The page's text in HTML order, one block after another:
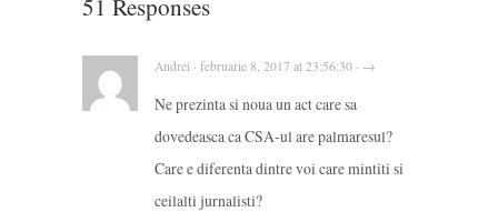
51 Responses
Andrei · februarie 8, 2017 at 23:56:30 · →
Ne prezinta si noua un act care sa
dovedeasca ca CSA-ul are palmaresul?
Care e diferenta dintre voi care mintiti si
ceilalti jurnalisti?